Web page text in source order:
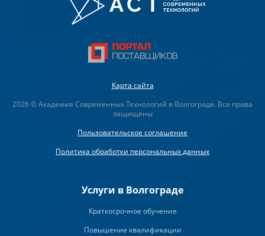
Карта сайта
2026 © Академия Современных Технологий в Волгограде. Все права
защищены
Пользовательское соглашение
Политика обработки персональных данных
Услуги в Волгограде
Краткосрочное обучение
Повышение квалификации